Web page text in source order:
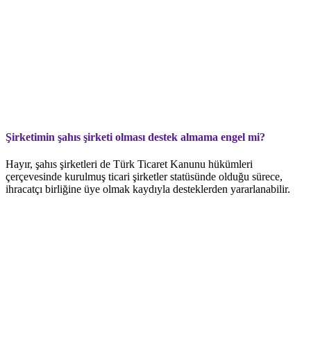
Şirketimin şahıs şirketi olması destek almama engel mi?
Hayır, şahıs şirketleri de Türk Ticaret Kanunu hükümleri
çerçevesinde kurulmuş ticari şirketler statüsünde olduğu sürece,
ihracatçı birliğine üye olmak kaydıyla desteklerden yararlanabilir.